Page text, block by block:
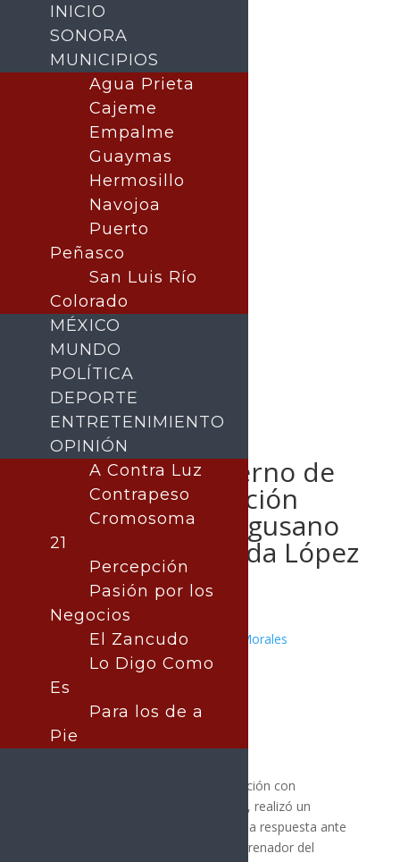
Refuerzan Gobierno de
Sonora y Federación
acciones contra gusano
barrenador: Celida López
Publicado por:Juan Antonio Pérez Morales
SONORA
18 mayo, 2026
El Gobierno de Sonora, en coordinación con
autoridades federales y municipales, realizó un
simulacro preventivo para preparar la respuesta ante
una eventual llegada del gusano barrenador del
INICIO
SONORA
MUNICIPIOS
Agua Prieta
Cajeme
Empalme
Guaymas
Hermosillo
Navojoa
Puerto
Peñasco
San Luis Río
Colorado
MÉXICO
MUNDO
POLÍTICA
DEPORTE
ENTRETENIMIENTO
OPINIÓN
A Contra Luz
Contrapeso
Cromosoma
21
Percepción
Pasión por los
Negocios
El Zancudo
Lo Digo Como
Es
Para los de a
Pie